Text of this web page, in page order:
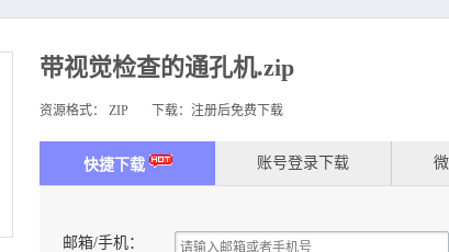
带视觉检查的通孔机.zip
资源格式： ZIP 下载：注册后免费下载
快捷下载 账号登录下载
邮箱/手机：